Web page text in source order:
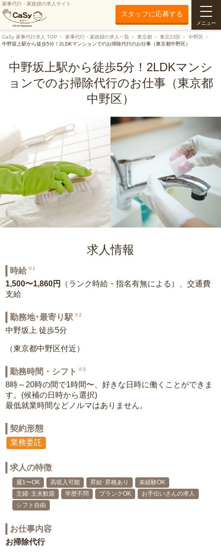
家事代行・家政婦の求人サイト
スタッフに応募する
メニュー
CaSy 家事代行求人 TOP 家事代行・家政婦の求人一覧 東京都 東京23区
中野区
中野坂上駅から徒歩5分！2LDKマンションでのお掃除代行のお仕事（東京都中野区）
中野坂上駅から徒歩5分！2LDKマンシ
ョンでのお掃除代行のお仕事（東京都
中野区）
求人情報
時給 ※1
1,500〜1,860円
（ランク時給・指名有無による）、交通費
支給
勤務地･最寄り駅 ※2
中野坂上 徒歩5分
（東京都中野区付近）
勤務時間・シフト ※3
8時～20時の間で1時間〜、好きな日時に働くことができま
す。(候補の日時から選択)
最低就業時間などノルマはありません。
契約形態
業務委託
求人の特徴
週1〜OK 高収入可能 昇給･昇格あり
未経験OK
主婦･主夫歓迎
学歴不問 ブランクOK
お手伝いさんの求人
シフト自由
お仕事内容
お掃除代行